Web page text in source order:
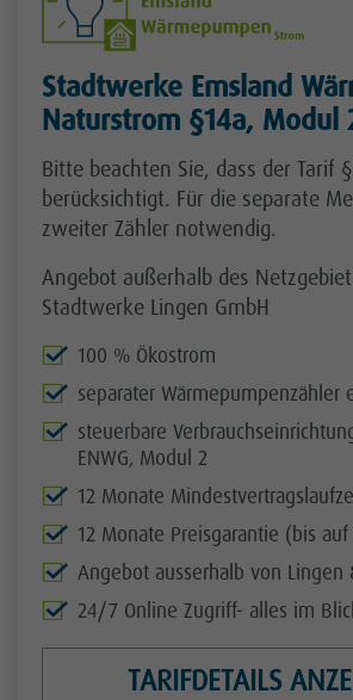
Stadtwerke Emsland
Naturstrom §14a, Modul
Bitte beachten Sie, dass der Tarif
berücksichtigt. Für die separate
zweiter Zähler notwendig.
Angebot außerhalb des
Stadtwerke Lingen GmbH
100 % Ökostrom
separater Wärmepumpenzähler
steuerbare
ENWG, Modul 2
12 Monate
12 Monate Preisgarantie (bis auf
Angebot ausserhalb von Lingen
24/7 Online Zugriff- alles im
TARIFDETAILS